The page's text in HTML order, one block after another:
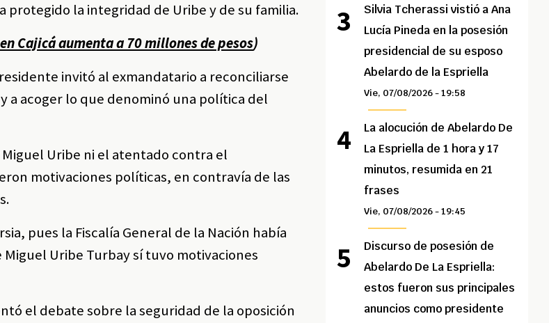
protegido la integridad de Uribe y de su familia.
Cajicá aumenta a 70 millones de pesos)
invitó al exmandatario a reconciliarse
a acoger lo que denominó una política del
Uribe ni el atentado contra el
motivaciones políticas, en contravía de las
pues la Fiscalía General de la Nación había
Uribe Turbay sí tuvo motivaciones
el debate sobre la seguridad de la oposición
Silvia Tcherassi vistió a Ana
Lucía Pineda en la posesión
presidencial de su esposo
Abelardo de la Espriella
Vie, 07/08/2026 - 19:58
La alocución de Abelardo De
La Espriella de 1 hora y 17
minutos, resumida en 21
frases
Vie, 07/08/2026 - 19:45
Discurso de posesión de
Abelardo De La Espriella:
estos fueron sus principales
anuncios como presidente